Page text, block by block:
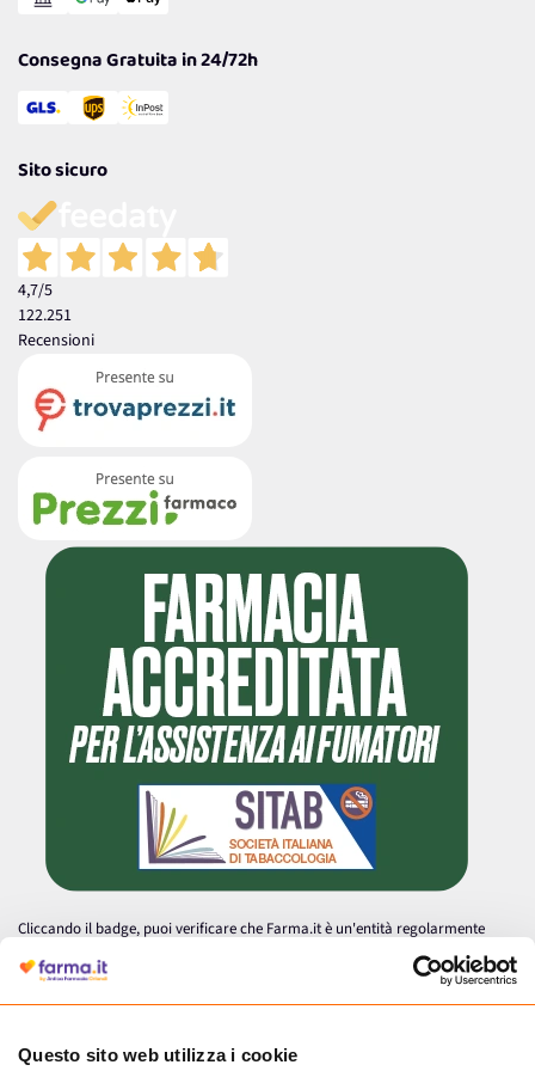
Questo sito web utilizza i cookie
Consegna Gratuita in 24/72h
Sito sicuro
4,7/5
122.251
Recensioni
Cliccando il badge, puoi verificare che Farma.it è un'entità regolarmente
autorizzata dal Ministero della Salute a effettuare la vendita online di
medicinali.